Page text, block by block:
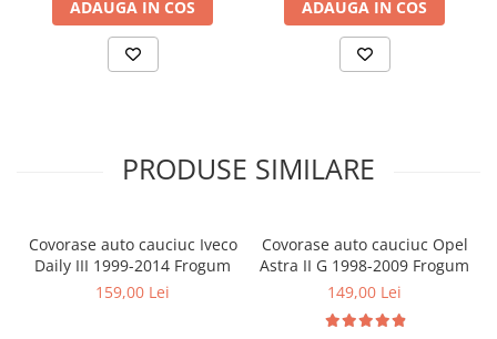
Covorase MINI
Covorase NISSAN
Covorase PORSCHE
Covorase SKODA
Covorase SsangYong
ADAUGA IN COS ADAUGA IN COS
PRODUSE SIMILARE
Covorase auto cauciuc Iveco
Daily III 1999-2014 Frogum
159,00 Lei
Covorase auto cauciuc Opel
Astra II G 1998-2009 Frogum
149,00 Lei